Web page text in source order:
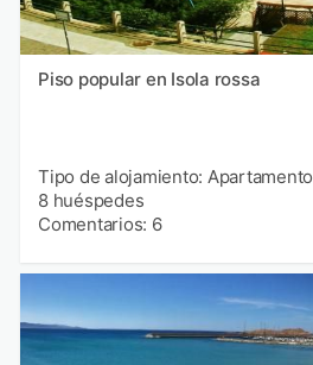
Piso popular en Isola rossa
Tipo de alojamiento: Apartamento
8 huéspedes
Comentarios: 6